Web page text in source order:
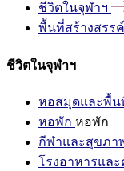
ชีวิตในจุฬาฯ
พื้นที่สร้างสรรค์
ชีวิตในจุฬาฯ
หอสมุดและพื้น
หอพัก หอพัก
กีฬาและสุขภา
โรงอาหารและ